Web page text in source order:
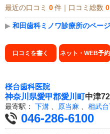
最近の口コミ 0 件｜口コミ総数 0
▶ 和田歯科ミノワ診療所のペー
口コミを書く ネット・WEB予約
桜台歯科医院
神奈川県愛甲郡愛川町中津
最寄駅： 下溝 、 原当麻 、 相武
046-286-6100